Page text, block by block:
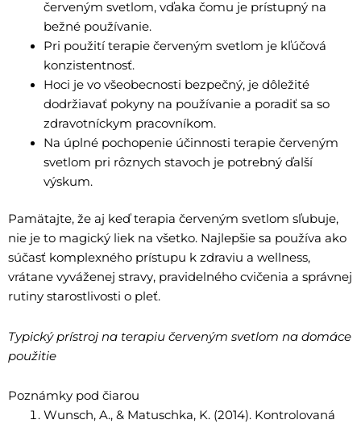
červeným svetlom, vďaka čomu je prístupný na
bežné používanie.
Pri použití terapie červeným svetlom je kľúčová
konzistentnosť.
Hoci je vo všeobecnosti bezpečný, je dôležité
dodržiavať pokyny na používanie a poradiť sa so
zdravotníckym pracovníkom.
Na úplné pochopenie účinnosti terapie červeným
svetlom pri rôznych stavoch je potrebný ďalší
výskum.
Pamätajte, že aj keď terapia červeným svetlom sľubuje,
nie je to magický liek na všetko. Najlepšie sa používa ako
súčasť komplexného prístupu k zdraviu a wellness,
vrátane vyváženej stravy, pravidelného cvičenia a správnej
rutiny starostlivosti o pleť.
Typický prístroj na terapiu červeným svetlom na domáce
použitie
Poznámky pod čiarou
Wunsch, A., & Matuschka, K. (2014). Kontrolovaná